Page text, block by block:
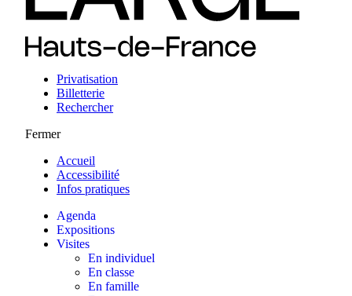
Privatisation
Billetterie
Rechercher
Fermer
Accueil
Accessibilité
Infos pratiques
Agenda
Expositions
Visites
En individuel
En classe
En famille